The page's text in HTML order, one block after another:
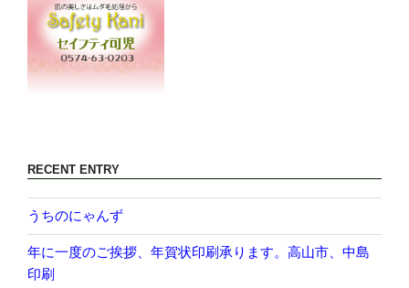
RECENT ENTRY
うちのにゃんず
年に一度のご挨拶、年賀状印刷承ります。高山市、中島
印刷